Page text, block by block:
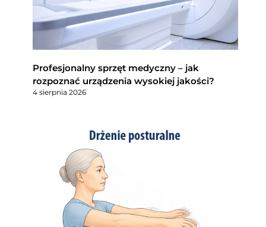
Profesjonalny sprzęt medyczny – jak
rozpoznać urządzenia wysokiej jakości?
4 sierpnia 2026